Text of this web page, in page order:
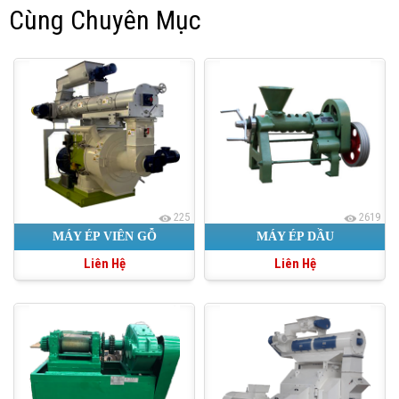
Cùng Chuyên Mục
225
MÁY ÉP VIÊN GỖ
Liên Hệ
2619
MÁY ÉP DẦU
Liên Hệ